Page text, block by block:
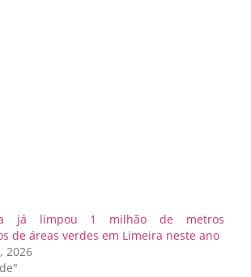
já limpou 1 milhão de metros
de áreas verdes em Limeira neste ano
2026